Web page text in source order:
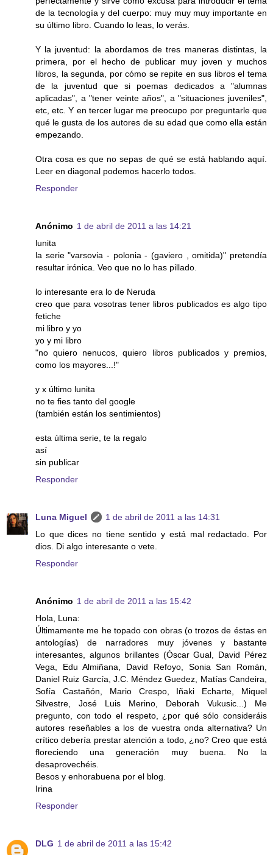
de la tecnología y del cuerpo: muy muy muy importante en
su último libro. Cuando lo leas, lo verás.
Y la juventud: la abordamos de tres maneras distintas, la
primera, por el hecho de publicar muy joven y muchos
libros, la segunda, por cómo se repite en sus libros el tema
de la juventud que si poemas dedicados a "alumnas
aplicadas", a "tener veinte años", a "situaciones juveniles",
etc, etc. Y en tercer lugar me preocupo por preguntarle que
qué le gusta de los autores de su edad que como ella están
empezando.
Otra cosa es que no sepas de qué se está hablando aquí.
Leer en diagonal podemos hacerlo todos.
Responder
Anónimo 1 de abril de 2011 a las 14:21
lunita
la serie "varsovia - polonia - (gaviero , omitida)" pretendía
resultar irónica. Veo que no lo has pillado.
lo interesante era lo de Neruda
creo que para vosotras tener libros publicados es algo tipo
fetiche
mi libro y yo
yo y mi libro
"no quiero nenucos, quiero libros publicados y premios,
como los mayores...!"
y x último lunita
no te fies tanto del google
(también están los sentimientos)
esta última serie, te la regalo
así
sin publicar
Responder
Luna Miguel
1 de abril de 2011 a las 14:31
Lo que dices no tiene sentido y está mal redactado. Por
dios. Di algo interesante o vete.
Responder
Anónimo 1 de abril de 2011 a las 15:42
Hola, Luna:
Últimamente me he topado con obras (o trozos de éstas en
antologías) de narradores muy jóvenes y bastante
interesantes, algunos brillantes (Óscar Gual, David Pérez
Vega, Edu Almiñana, David Refoyo, Sonia San Román,
Daniel Ruiz García, J.C. Méndez Guedez, Matías Candeira,
Sofía Castañón, Mario Crespo, Iñaki Echarte, Miquel
Silvestre, José Luis Merino, Deborah Vukusic...) Me
pregunto, con todo el respeto, ¿por qué sólo consideráis
autores reseñables a los de vuestra onda alternativa? Un
crítico debería prestar atención a todo, ¿no? Creo que está
floreciendo una generación muy buena. No la
desaprovechéis.
Besos y enhorabuena por el blog.
Irina
Responder
DLG 1 de abril de 2011 a las 15:42